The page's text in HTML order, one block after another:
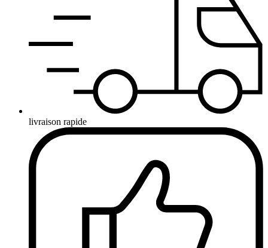
livraison rapide